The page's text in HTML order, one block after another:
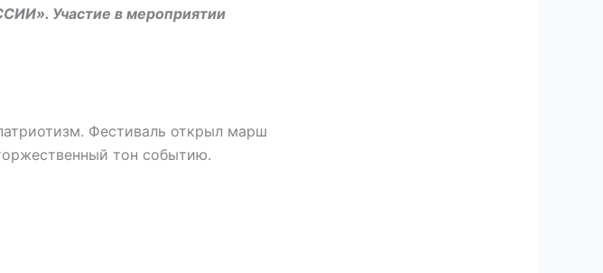
Участие в мероприятии
Фестиваль открыл марш
тон событию.